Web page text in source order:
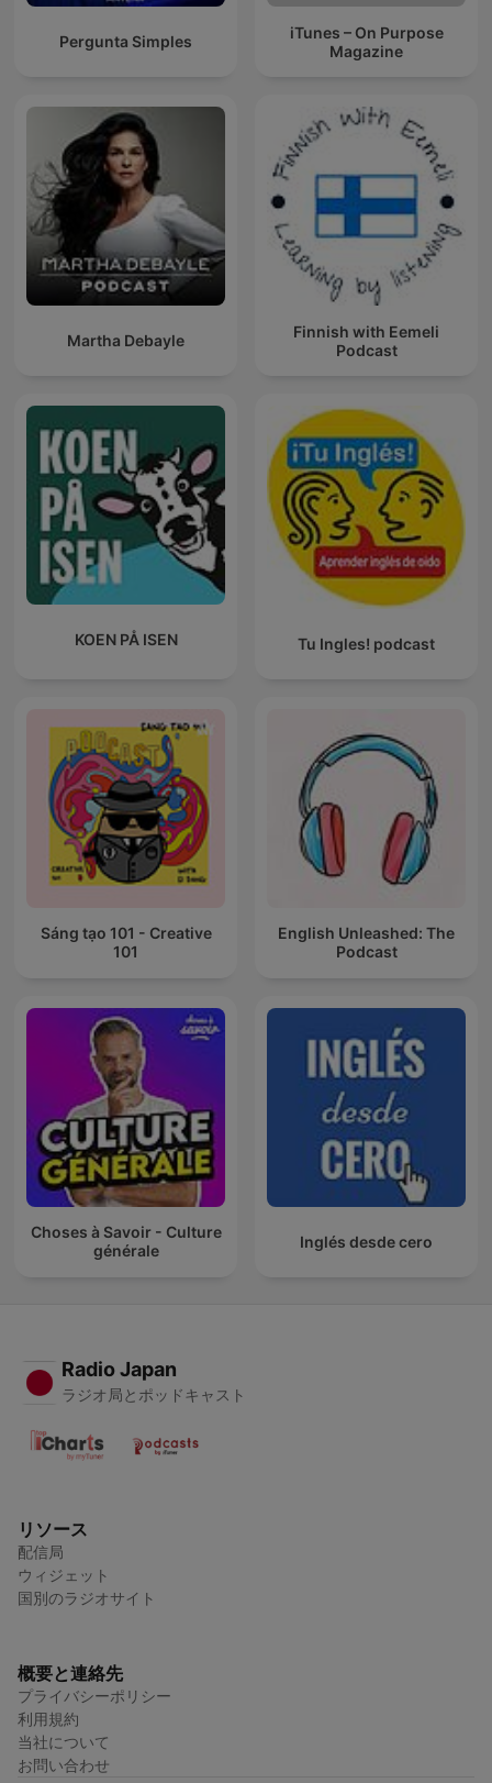
Pergunta Simples
iTunes – On Purpose
Magazine
Martha Debayle
Finnish with Eemeli
Podcast
KOEN PÅ ISEN Tu Ingles! podcast
Sáng tạo 101 - Creative
101
English Unleashed: The
Podcast
Choses à Savoir - Culture
générale
Inglés desde cero
Radio Japan
ラジオ局とポッドキャスト
リソース
配信局
ウィジェット
国別のラジオサイト
概要と連絡先
プライバシーポリシー
利用規約
当社について
お問い合わせ